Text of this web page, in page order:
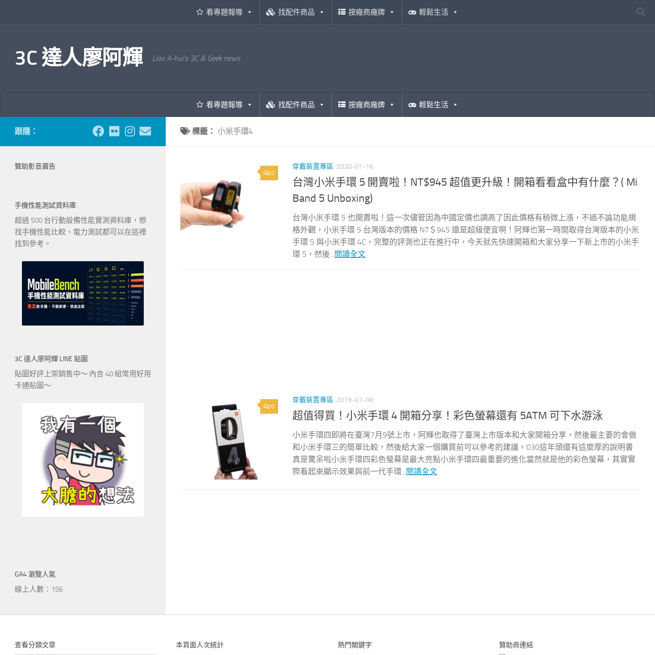
看專題報導 找配件商品 按廠商廠牌 輕鬆生活
3C 達人廖阿輝 Liao A-hui's 3C & Geek news
看專題報導 找配件商品 按廠商廠牌 輕鬆生活
標籤： 小米手環4
0
穿戴裝置專區 2020-07-16
台灣小米手環 5 開賣啦！NT$945 超值更升級！開箱看看盒中有什麼？( Mi
Band 5 Unboxing)
台灣小米手環 5 也開賣啦！這一次儘管因為中國定價也調高了因此價格有稍微上漲，不過不論功能規
格外觀，小米手環 5 台灣版本的價格 NT＄945 還是超級便宜啊！阿輝也第一時間取得台灣版本的小米
手環 5 與小米手環 4C，完整的評測也正在進行中，今天就先快速開箱和大家分享一下新上市的小米手
環 5，然後...閱讀全文
0
穿戴裝置專區 2019-07-08
超值得買！小米手環 4 開箱分享！彩色螢幕還有 5ATM 可下水游泳
小米手環四即將在臺灣7月9號上市，阿輝也取得了臺灣上市版本和大家開箱分享，然後最主要的會做
和小米手環三的簡單比較，然後給大家一個購買前可以參考的建議。030這年頭還有這麼厚的說明書
真是驚呆啦小米手環四彩色螢幕是最大亮點小米手環四最重要的進化當然就是他的彩色螢幕，其實實
際看起來顯示效果與前一代手環...閱讀全文
跟隨：
贊助影音廣告
手機性能測試資料庫
超過 500 台行動設備性能實測資料庫，想
找手機性能比較、電力測試都可以在這裡
找到參考。
3C 達人廖阿輝 LINE 貼圖
貼圖好評上架銷售中～ 內含 40 組常用好用
卡通貼圖～
GA4 瀏覽人氣
線上人數：156
查看分類文章 本頁面人次統計 熱門關鍵字 贊助商連結